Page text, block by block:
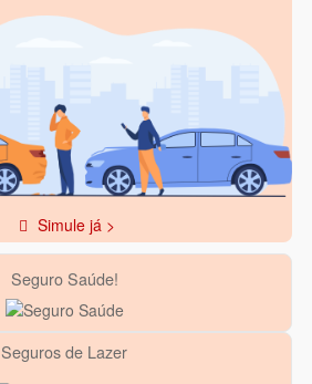
Simule já >
Seguro Saúde!
Seguros de Lazer